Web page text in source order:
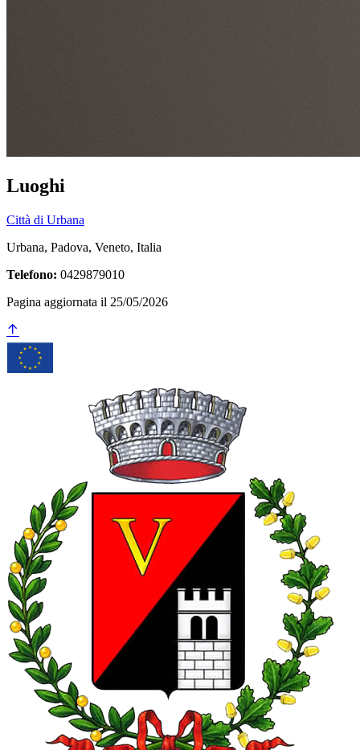
Luoghi
Città di Urbana
Urbana, Padova, Veneto, Italia
Telefono: 0429879010
Pagina aggiornata il 25/05/2026